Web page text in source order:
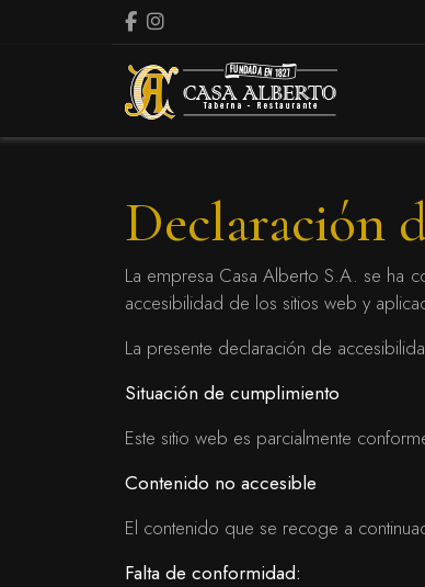
Facebook
Declaración
La empresa Casa Alberto S.A. se ha
accesibilidad de los sitios web y
La presente declaración de
Situación de cumplimiento
Este sitio web es parcialmente
Contenido no accesible
El contenido que se recoge a
Falta de conformidad: